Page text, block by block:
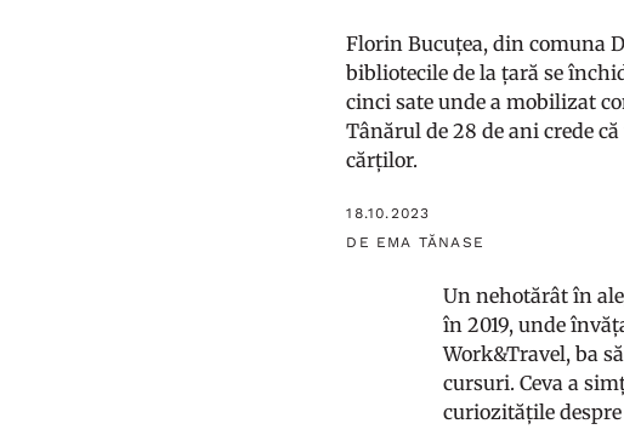
Florin Bucuțea, din comuna
bibliotecile de la țară se
cinci sate unde a mobilizat
Tânărul de 28 de ani crede
cărților.
18.10.2023
DE EMA TĂNASE
Un nehotărât în
în 2019, unde
Work&Travel, ba
cursuri. Ceva a
curiozitățile